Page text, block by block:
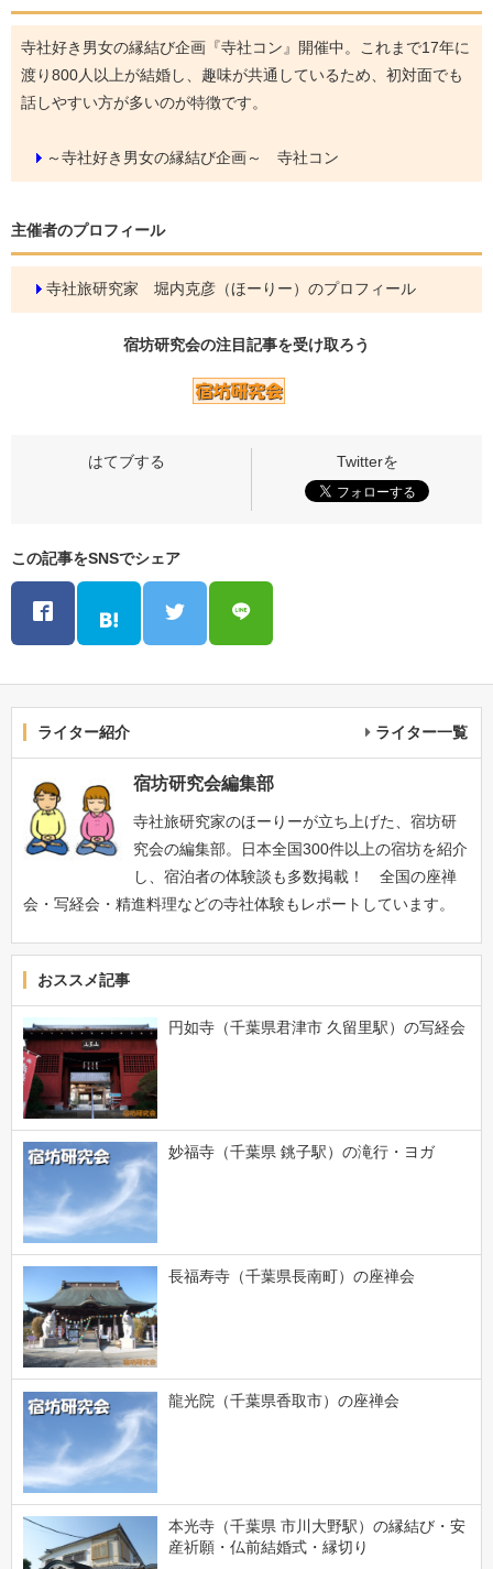
寺社好き男女の縁結び企画『寺社コン』開催中。これまで17年に
渡り800人以上が結婚し、趣味が共通しているため、初対面でも
話しやすい方が多いのが特徴です。
～寺社好き男女の縁結び企画～ 寺社コン
主催者のプロフィール
寺社旅研究家 堀内克彦（ほーりー）のプロフィール
宿坊研究会の注目記事を受け取ろう
この記事をSNSでシェア
ライター紹介 ライター一覧
宿坊研究会編集部
寺社旅研究家のほーりーが立ち上げた、宿坊研
究会の編集部。日本全国300件以上の宿坊を紹介
し、宿泊者の体験談も多数掲載！ 全国の座禅
会・写経会・精進料理などの寺社体験もレポートしています。
おススメ記事
円如寺（千葉県君津市 久留里駅）の写経会
妙福寺（千葉県 銚子駅）の滝行・ヨガ
長福寿寺（千葉県長南町）の座禅会
龍光院（千葉県香取市）の座禅会
本光寺（千葉県 市川大野駅）の縁結び・安
産祈願・仏前結婚式・縁切り